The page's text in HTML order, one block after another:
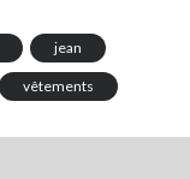
jean
vêtements